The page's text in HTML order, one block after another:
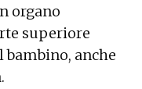
organo
superiore
bambino, anche